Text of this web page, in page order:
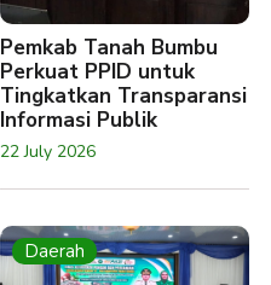
Pemkab Tanah Bumbu
Perkuat PPID untuk
Tingkatkan Transparansi
Informasi Publik
22 July 2026
Daerah